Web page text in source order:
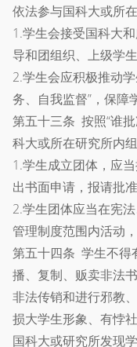
依法参与国科大或所
1.学生会接受国科大
导和团组织、上级学
2.学生会应积极推动
务、自我监督”，保障
第五十三条 按照“谁
科大或所在研究所内
1.学生成立团体，应
出书面申请，报请批准
2.学生团体应当在宪
管理制度范围内活动
第五十四条 学生不得
播、复制、贩卖非法
非法传销和进行邪教
损大学生形象、有悖
国科大或研究所发现